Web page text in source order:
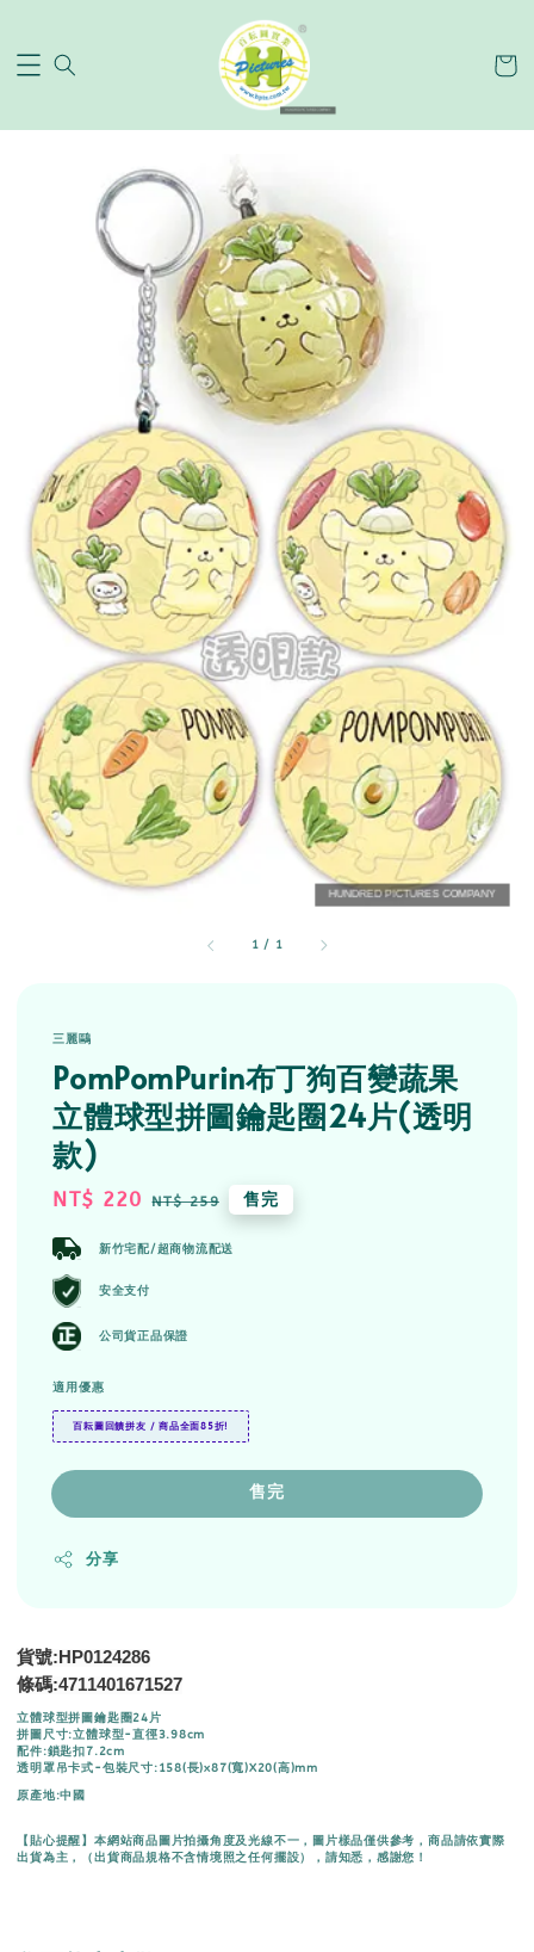
1 / 1
三麗鷗
PomPomPurin布丁狗百變蔬果
立體球型拼圖鑰匙圈24片(透明
款)
Sale
NT$ 220 Regular
NT$ 259 售完
新竹宅配/超商物流配送
安全支付
公司貨正品保證
適用優惠
百耘圖回饋拼友 / 商品全面85折!
售完
分享
貨號:HP0124286
條碼:4711401671527
立體球型拼圖鑰匙圈24片
拼圖尺寸:立體球型-直徑3.98cm
配件:鎖匙扣7.2cm
透明罩吊卡式-包裝尺寸:158(長)x87(寬)X20(高)mm
原產地:中國
【貼心提醒】本網站商品圖片拍攝角度及光線不一，圖片樣品僅供參考，商品請依實際
出貨為主，（出貨商品規格不含情境照之任何擺設），請知悉，感謝您！